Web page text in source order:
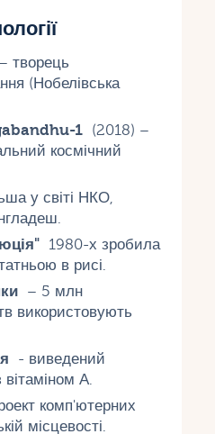
творець
(Нобелівська
1(2018) –
космічний
у світі НКО,
1980-х зробила
в рисі.
– 5 млн
використовують
- виведений
А.
комп'ютерних
місцевості.